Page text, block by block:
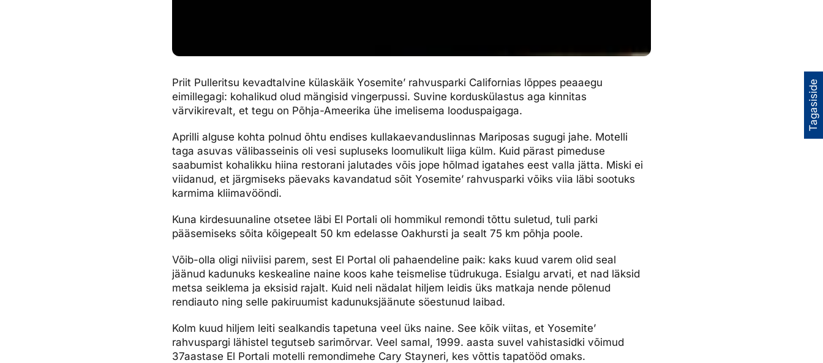
Tagasiside
Priit Pulleritsu kevadtalvine külaskäik Yosemite’ rahvusparki Californias lõppes peaaegu
eimillegagi: kohalikud olud mängisid vingerpussi. Suvine korduskülastus aga kinnitas
värvikirevalt, et tegu on Põhja-Ameerika ühe imelisema looduspaigaga.
Aprilli alguse kohta polnud õhtu endises kullakaevanduslinnas Mariposas sugugi jahe. Motelli
taga asuvas välibasseinis oli vesi supluseks loomulikult liiga külm. Kuid pärast pimeduse
saabumist kohalikku hiina restorani jalutades võis jope hõlmad igatahes eest valla jätta. Miski ei
viidanud, et järgmiseks päevaks kavandatud sõit Yosemite’ rahvusparki võiks viia läbi sootuks
karmima kliimavööndi.
Kuna kirdesuunaline otsetee läbi El Portali oli hommikul remondi tõttu suletud, tuli parki
pääsemiseks sõita kõigepealt 50 km edelasse Oakhursti ja sealt 75 km põhja poole.
Võib-olla oligi niiviisi parem, sest El Portal oli pahaendeline paik: kaks kuud varem olid seal
jäänud kadunuks keskealine naine koos kahe teismelise tüdrukuga. Esialgu arvati, et nad läksid
metsa seiklema ja eksisid rajalt. Kuid neli nädalat hiljem leidis üks matkaja nende põlenud
rendiauto ning selle pakiruumist kadunuksjäänute söestunud laibad.
Kolm kuud hiljem leiti sealkandis tapetuna veel üks naine. See kõik viitas, et Yosemite’
rahvuspargi lähistel tegutseb sarimõrvar. Veel samal, 1999. aasta suvel vahistasidki võimud
37aastase El Portali motelli remondimehe Cary Stayneri, kes võttis tapatööd omaks.